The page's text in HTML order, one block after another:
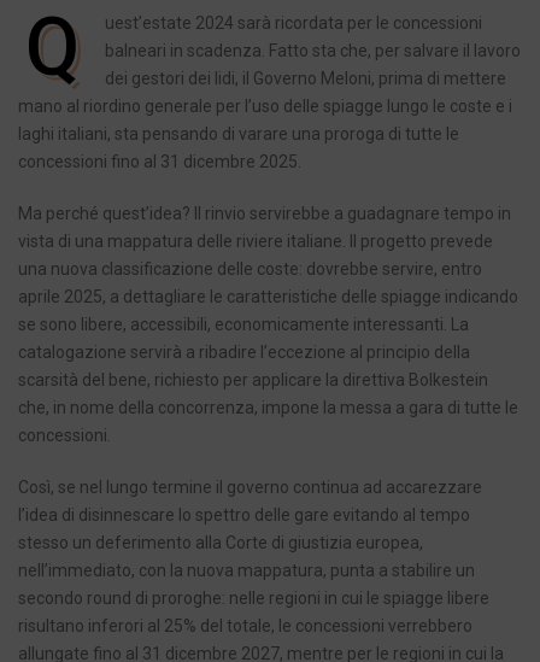
Q
uest’estate 2024 sarà ricordata per le concessioni
balneari in scadenza. Fatto sta che, per salvare il lavoro
dei gestori dei lidi, il Governo Meloni, prima di mettere
mano al riordino generale per l’uso delle spiagge lungo le coste e i
laghi italiani, sta pensando di varare una proroga di tutte le
concessioni fino al 31 dicembre 2025.
Ma perché quest’idea? Il rinvio servirebbe a guadagnare tempo in
vista di una mappatura delle riviere italiane. Il progetto prevede
una nuova classificazione delle coste: dovrebbe servire, entro
aprile 2025, a dettagliare le caratteristiche delle spiagge indicando
se sono libere, accessibili, economicamente interessanti. La
catalogazione servirà a ribadire l’eccezione al principio della
scarsità del bene, richiesto per applicare la direttiva Bolkestein
che, in nome della concorrenza, impone la messa a gara di tutte le
concessioni.
Così, se nel lungo termine il governo continua ad accarezzare
l’idea di disinnescare lo spettro delle gare evitando al tempo
stesso un deferimento alla Corte di giustizia europea,
nell’immediato, con la nuova mappatura, punta a stabilire un
secondo round di proroghe: nelle regioni in cui le spiagge libere
risultano inferori al 25% del totale, le concessioni verrebbero
allungate fino al 31 dicembre 2027, mentre per le regioni in cui la